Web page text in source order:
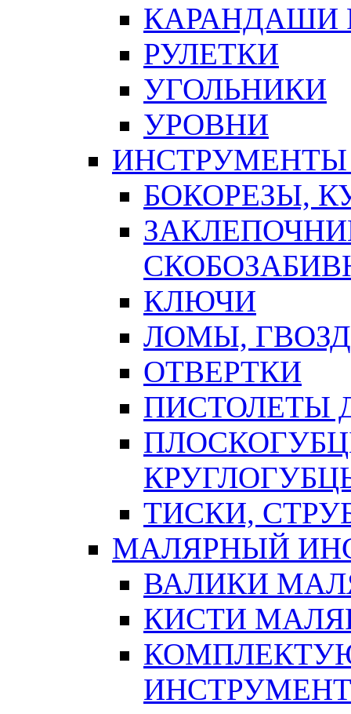
КАРАНДАШИ
РУЛЕТКИ
УГОЛЬНИКИ
УРОВНИ
БОКОРЕЗЫ,
КЛЮЧИ
ЛОМЫ,
ОТВЕРТКИ
ПИСТОЛЕТЫ
ТИСКИ,
МАЛЯРНЫЙ
ВАЛИКИ
КИСТИ